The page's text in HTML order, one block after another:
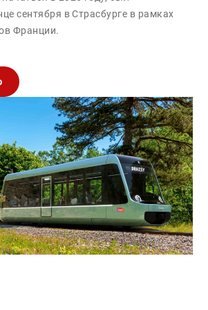
сентября в Страсбурге в рамках
Франции.